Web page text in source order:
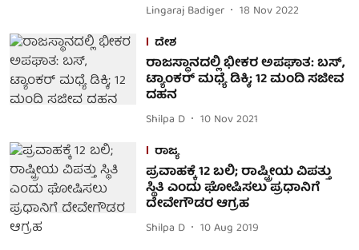
Lingaraj Badiger
18 Nov 2022
ದೇಶ
ರಾಜಸ್ಥಾನದಲ್ಲಿ ಭೀಕರ ಅಪಘಾತ: ಬಸ್,
ಟ್ಯಾಂಕರ್ ಮಧ್ಯೆ ಡಿಕ್ಕಿ; 12 ಮಂದಿ ಸಜೀವ
ದಹನ
Shilpa D
10 Nov 2021
ರಾಜ್ಯ
ಪ್ರವಾಹಕ್ಕೆ 12 ಬಲಿ; ರಾಷ್ಟ್ರೀಯ ವಿಪತ್ತು
ಸ್ಥಿತಿ ಎಂದು ಘೋಷಿಸಲು ಪ್ರಧಾನಿಗೆ
ದೇವೇಗೌಡರ ಆಗ್ರಹ
Shilpa D
10 Aug 2019